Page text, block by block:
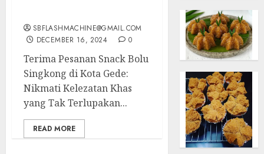
SBFLASHMACHINE@GMAIL.COM
DECEMBER 16, 2024
0
Terima Pesanan Snack Bolu
Singkong di Kota Gede:
Nikmati Kelezatan Khas
yang Tak Terlupakan...
READ MORE